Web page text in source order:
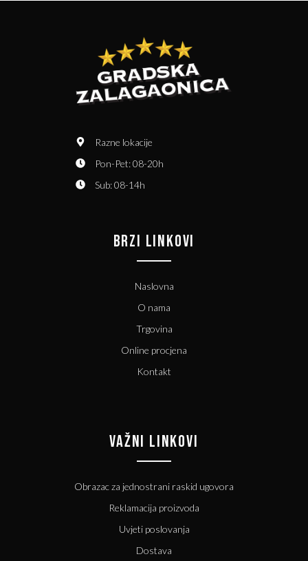
Razne lokacije
Pon-Pet: 08-20h
Sub: 08-14h
BRZI LINKOVI
Naslovna
O nama
Trgovina
Online procjena
Kontakt
VAŽNI LINKOVI
Obrazac za jednostrani raskid ugovora
Reklamacija proizvoda
Uvjeti poslovanja
Dostava